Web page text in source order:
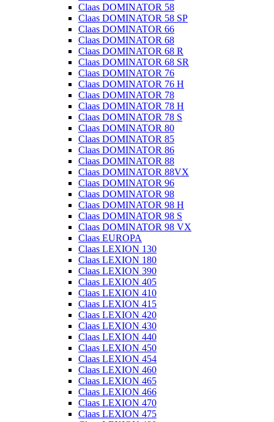
Claas DOMINATOR 58
Claas DOMINATOR 58 SP
Claas DOMINATOR 66
Claas DOMINATOR 68
Claas DOMINATOR 68 R
Claas DOMINATOR 68 SR
Claas DOMINATOR 76
Claas DOMINATOR 76 H
Claas DOMINATOR 78
Claas DOMINATOR 78 H
Claas DOMINATOR 78 S
Claas DOMINATOR 80
Claas DOMINATOR 85
Claas DOMINATOR 86
Claas DOMINATOR 88
Claas DOMINATOR 88VX
Claas DOMINATOR 96
Claas DOMINATOR 98
Claas DOMINATOR 98 H
Claas DOMINATOR 98 S
Claas DOMINATOR 98 VX
Claas EUROPA
Claas LEXION 130
Claas LEXION 180
Claas LEXION 390
Claas LEXION 405
Claas LEXION 410
Claas LEXION 415
Claas LEXION 420
Claas LEXION 430
Claas LEXION 440
Claas LEXION 450
Claas LEXION 454
Claas LEXION 460
Claas LEXION 465
Claas LEXION 466
Claas LEXION 470
Claas LEXION 475